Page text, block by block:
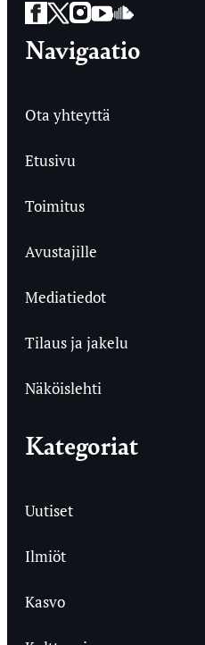
Facebook
Twitter
Instagram
YouTube
SoundCloud
Navigaatio
Ota yhteyttä
Etusivu
Toimitus
Avustajille
Mediatiedot
Tilaus ja jakelu
Näköislehti
Kategoriat
Uutiset
Ilmiöt
Kasvo